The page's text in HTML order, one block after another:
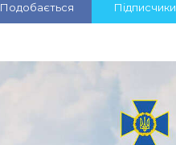
Подобається Підписчики